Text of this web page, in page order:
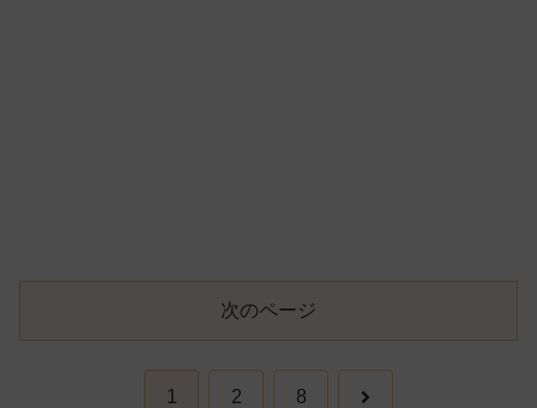
次のページ
1 2 8 次